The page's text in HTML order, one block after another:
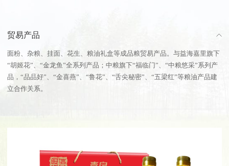
贸易产品
面粉、杂粮、挂面、花生、粮油礼盒等成品粮贸易产品。与益海嘉里旗下
“胡姬花”、“金龙鱼”全系列产品；中粮旗下“福临门”、“中粮悠采”系列产
品，“品品好”、“金喜燕”、“鲁花”、“舌尖秘密”、“五梁红”等粮油产品建
立合作关系。